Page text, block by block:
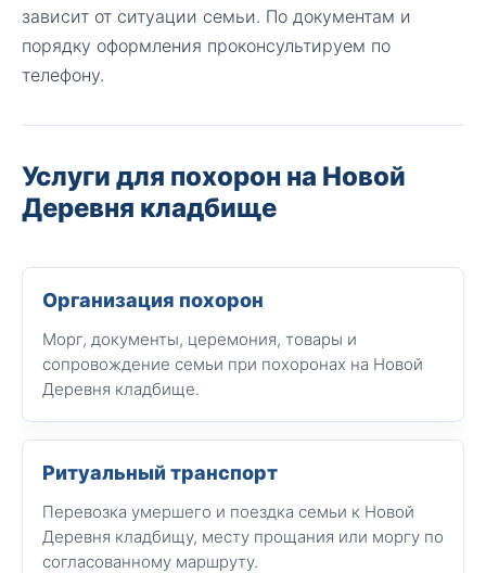
зависит от ситуации семьи. По документам и
порядку оформления проконсультируем по
телефону.
Услуги для похорон на Новой
Деревня кладбище
Организация похорон
Морг, документы, церемония, товары и
сопровождение семьи при похоронах на Новой
Деревня кладбище.
Ритуальный транспорт
Перевозка умершего и поездка семьи к Новой
Деревня кладбищу, месту прощания или моргу по
согласованному маршруту.